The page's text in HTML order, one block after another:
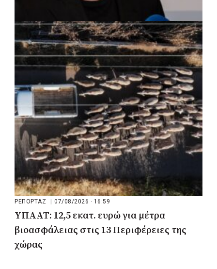
ΡΕΠΟΡΤΑΖ | 07/08/2026 · 17:27
Ο Δούκας για έργα, καθαριότητα και τη
μάχη των επόμενων εκλογών: «Η καλύτερη
μου να κατέβει ο Μπακογιάννης»
ΡΕΠΟΡΤΑΖ 07/08/2026 · 16:59
ΥΠΑΑΤ: 12,5 εκατ. ευρώ για μέτρα
βιοασφάλειας στις 13 Περιφέρειες της
χώρας